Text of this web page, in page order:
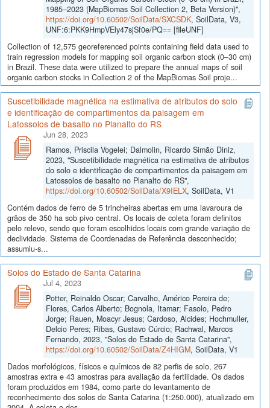
1985–2023 (MapBiomas Soil Collection 2, Beta Version)",
https://doi.org/10.60502/SoilData/SXCSDK, SoilData, V3,
UNF:6:PKK9HmpVEly47sjSf0e/PQ== [fileUNF]
Collection of 12,575 georeferenced points containing field data used to
train regression models for mapping soil organic carbon stock (0–30 cm)
in Brazil. These data were utilized to prepare the annual maps of soil
organic carbon stocks in Collection 2 of the MapBiomas Soil proje...
Suscetibilidade magnética na estimativa de atributos do solo
e identificação de compartimentos da paisagem em
Latossolos de basalto no Planalto do RS
Jun 28, 2023
Ramos, Priscila Vogelei; Dalmolin, Ricardo Simão Diniz,
2023, "Suscetibilidade magnética na estimativa de atributos
do solo e identificação de compartimentos da paisagem em
Latossolos de basalto no Planalto do RS",
https://doi.org/10.60502/SoilData/X9IELX, SoilData, V1
Contém dados de ferro de 5 trincheiras abertas em uma lavaroura de
grãos de 350 ha sob pivo central. Os locais de coleta foram definitos
pelo relevo, sendo que foram escolhidos locais com grande variação de
declividade. Sistema de Coordenadas de Referência desconhecido;
assumiu-s...
Solos do Estado de Santa Catarina
Jul 4, 2023
Potter, Reinaldo Oscar; Carvalho, Américo Pereira de;
Flores, Carlos Alberto; Bognola, Itamar; Fasolo, Pedro
Jorge; Rauen, Moacyr Jesus; Cardoso, Alcides; Hochmuller,
Delcio Peres; Ribas, Gustavo Cúrcio; Rachwal, Marcos
Fernando, 2023, "Solos do Estado de Santa Catarina",
https://doi.org/10.60502/SoilData/Z4HIGM, SoilData, V1
Dados morfológicos, físicos e químicos de 82 perfis de solo, 267
amostras extra e 43 amostras para avaliação da fertilidade. Os dados
foram produzidos em 1984, como parte do levantamento de
reconhecimento dos solos de Santa Catarina (1:250.000), atualizado em